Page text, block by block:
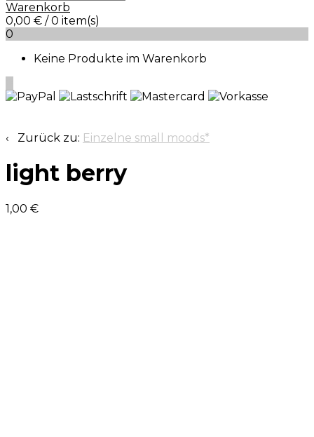
Warenkorb
0,00 € / 0 item(s)
0
Keine Produkte im Warenkorb
‹ Zurück zu: Einzelne small moods*
light berry
1,00 €